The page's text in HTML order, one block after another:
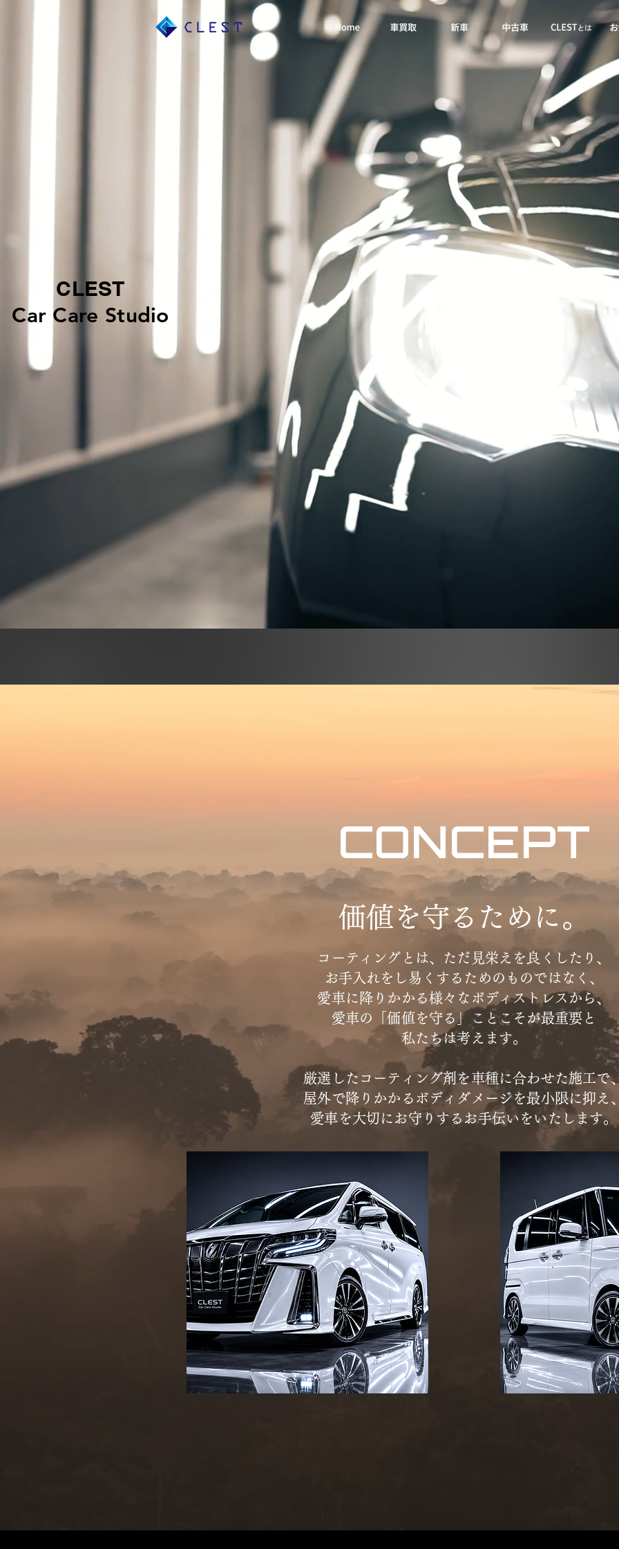
CLEST
Car Care Studio
CONCEPT
​価値を守るために。
コーティングとは、ただ見栄えを良くしたり、
​お手入れをし易くするためのものではなく、
​愛車に降りかかる様々なボディストレスから、
愛車の「価値を守る」ことこそが最重要と
私たちは考えます。
厳選したコーティング剤を車種に合わせた施工で
屋外で降りかかるボディダメージを最小限に抑え
​愛車を大切にお守りするお手伝いをいたします。